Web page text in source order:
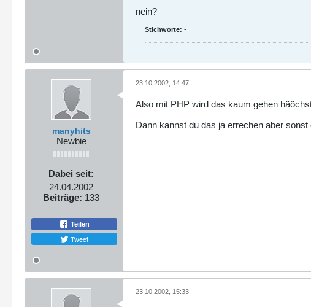
nein?
Stichworte: -
manyhits
Newbie
Dabei seit:
24.04.2002
Beiträge: 133
Teilen
Tweet
23.10.2002, 14:47
Also mit PHP wird das kaum gehen
Dann kannst du das ja errechen aber
23.10.2002, 15:33